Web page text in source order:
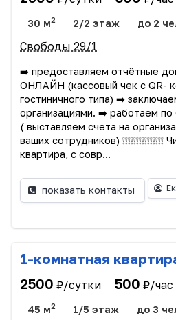
30 м2 2/2 этаж до 2
Свободы 29/1
➡️ предоставляем отчётные
ОНЛАЙН (кассовый чек с QR-
гостиничного типа) ➡️
организациями. ➡️ работаем по
( выставляем счета на
ваших сотрудников)
квартира, с совр...
показать контакты
1-комнатная
2500 ₽/сутки 500 ₽/час
45 м2 1/5 этаж до 3